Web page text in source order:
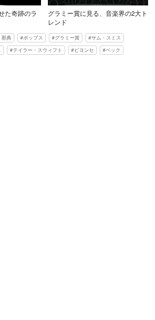
た奇跡のラ
グラミー賞に見る、音楽界の2大ト
レンド
那典 ポップス グラミー賞
サム・スミス
テイラー・スウィフト ビヨンセ ベック